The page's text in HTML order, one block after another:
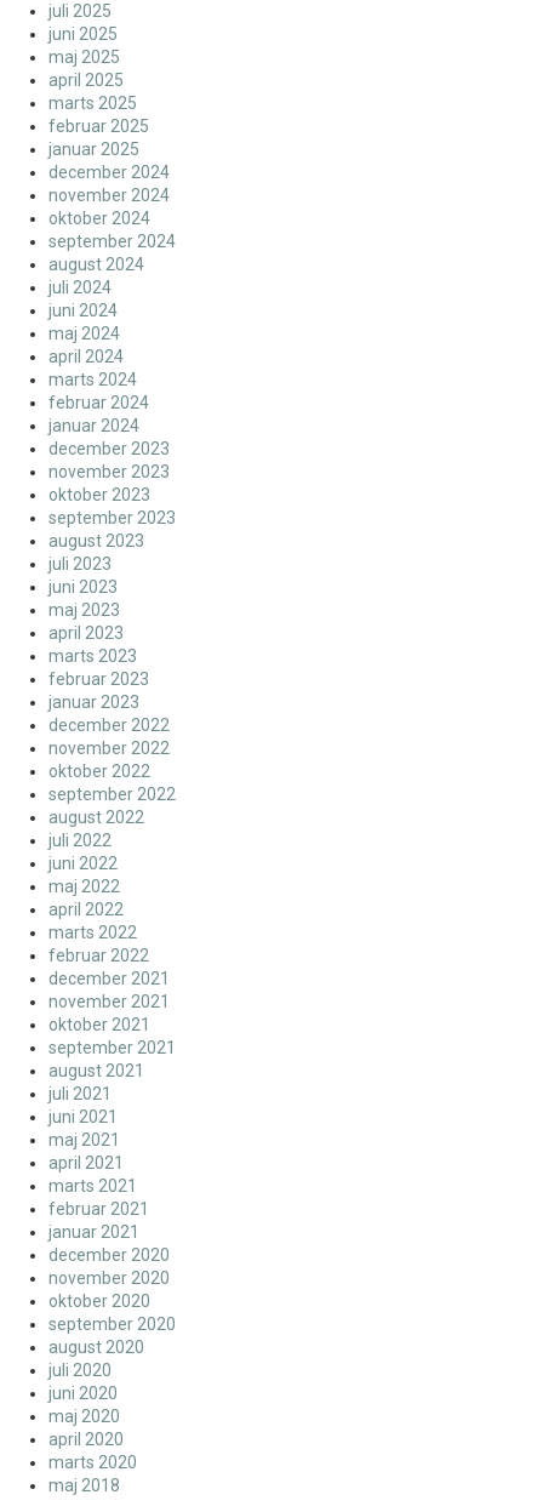
juli 2025
juni 2025
maj 2025
april 2025
marts 2025
februar 2025
januar 2025
december 2024
november 2024
oktober 2024
september 2024
august 2024
juli 2024
juni 2024
maj 2024
april 2024
marts 2024
februar 2024
januar 2024
december 2023
november 2023
oktober 2023
september 2023
august 2023
juli 2023
juni 2023
maj 2023
april 2023
marts 2023
februar 2023
januar 2023
december 2022
november 2022
oktober 2022
september 2022
august 2022
juli 2022
juni 2022
maj 2022
april 2022
marts 2022
februar 2022
december 2021
november 2021
oktober 2021
september 2021
august 2021
juli 2021
juni 2021
maj 2021
april 2021
marts 2021
februar 2021
januar 2021
december 2020
november 2020
oktober 2020
september 2020
august 2020
juli 2020
juni 2020
maj 2020
april 2020
marts 2020
maj 2018